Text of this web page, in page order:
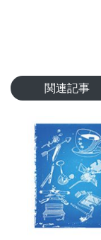
関連記事